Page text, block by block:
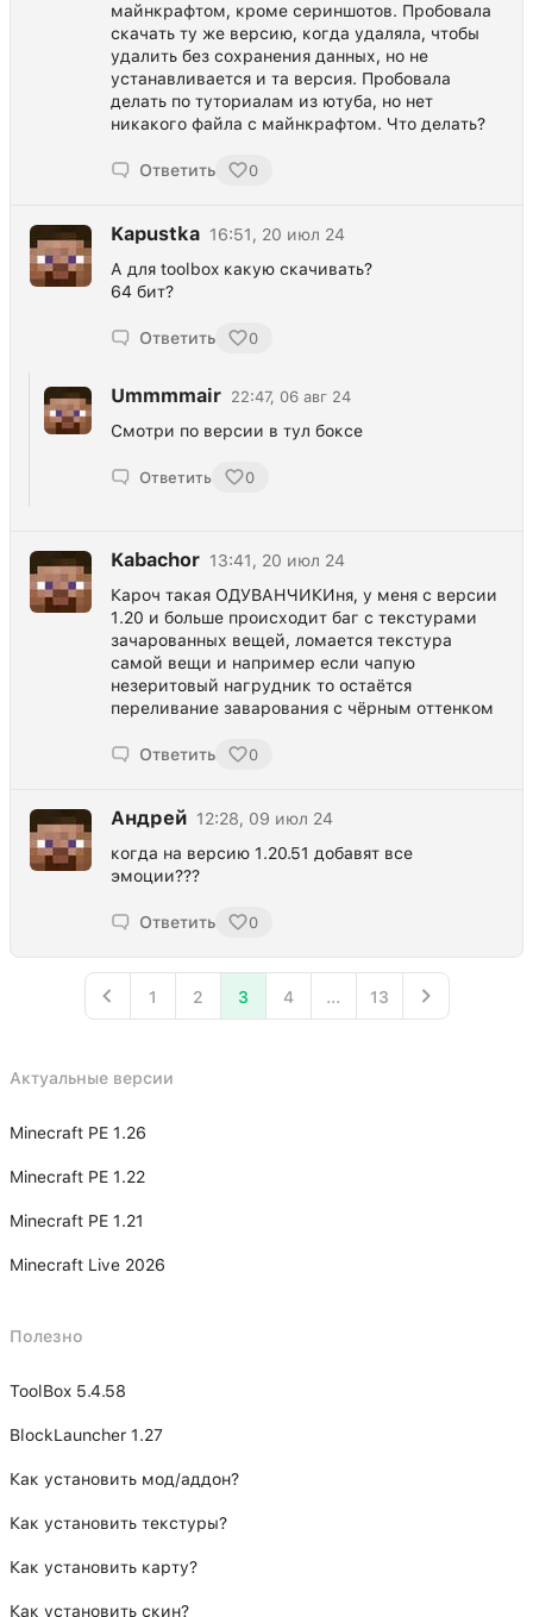
майнкрафтом, кроме сериншотов. Пробовала
скачать ту же версию, когда удаляла, чтобы
удалить без сохранения данных, но не
устанавливается и та версия. Пробовала
делать по туториалам из ютуба, но нет
никакого файла с майнкрафтом. Что делать?
Ответить 0
Kapustka 16:51, 20 июл 24
А для toolbox какую скачивать?
64 бит?
Ответить 0
Ummmmair 22:47, 06 авг 24
Смотри по версии в тул боксе
Ответить 0
Kabachor 13:41, 20 июл 24
Кароч такая ОДУВАНЧИКИня, у меня с версии
1.20 и больше происходит баг с текстурами
зачарованных вещей, ломается текстура
самой вещи и например если чапую
незеритовый нагрудник то остаётся
переливание заварования с чёрным оттенком
Ответить 0
Андрей 12:28, 09 июл 24
когда на версию 1.20.51 добавят все
эмоции???
Ответить 0
1 2 3 4 ... 13
Актуальные версии
Minecraft PE 1.26
Minecraft PE 1.22
Minecraft PE 1.21
Minecraft Live 2026
Полезно
ToolBox 5.4.58
BlockLauncher 1.27
Как установить мод/аддон?
Как установить текстуры?
Как установить карту?
Как установить скин?